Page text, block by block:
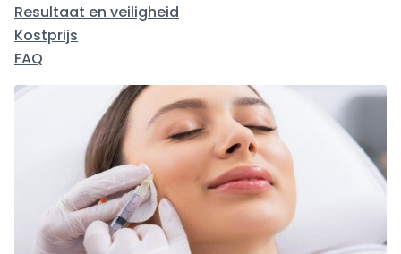
Resultaat en veiligheid
Kostprijs
FAQ